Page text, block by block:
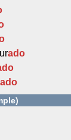
ado
ado